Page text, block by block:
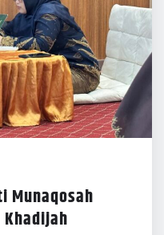
Munaqosah